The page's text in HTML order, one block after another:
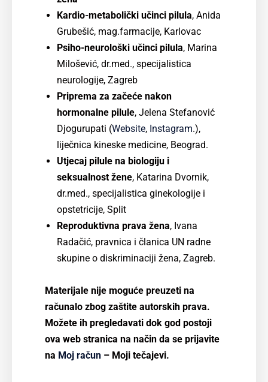
Kardio-metabolički učinci pilula, Anida
Grubešić, mag.farmacije, Karlovac
Psiho-neurološki učinci pilula, Marina
Milošević, dr.med., specijalistica
neurologije, Zagreb
Priprema za začeće nakon
hormonalne pilule, Jelena Stefanović
Djogurupati (Website, Instagram.),
liječnica kineske medicine, Beograd.
Utjecaj pilule na biologiju i
seksualnost žene, Katarina Dvornik,
dr.med., specijalistica ginekologije i
opstetricije, Split
Reproduktivna prava žena, Ivana
Radačić, pravnica i članica UN radne
skupine o diskriminaciji žena, Zagreb.
Materijale nije moguće preuzeti na
računalo zbog zaštite autorskih prava.
Možete ih pregledavati dok god postoji
ova web stranica na način da se prijavite
na Moj račun – Moji tečajevi.